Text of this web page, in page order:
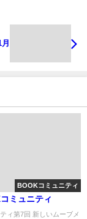
BOOKコミュニティ
ミュニティ
ィ第7回 新しいムーブメ